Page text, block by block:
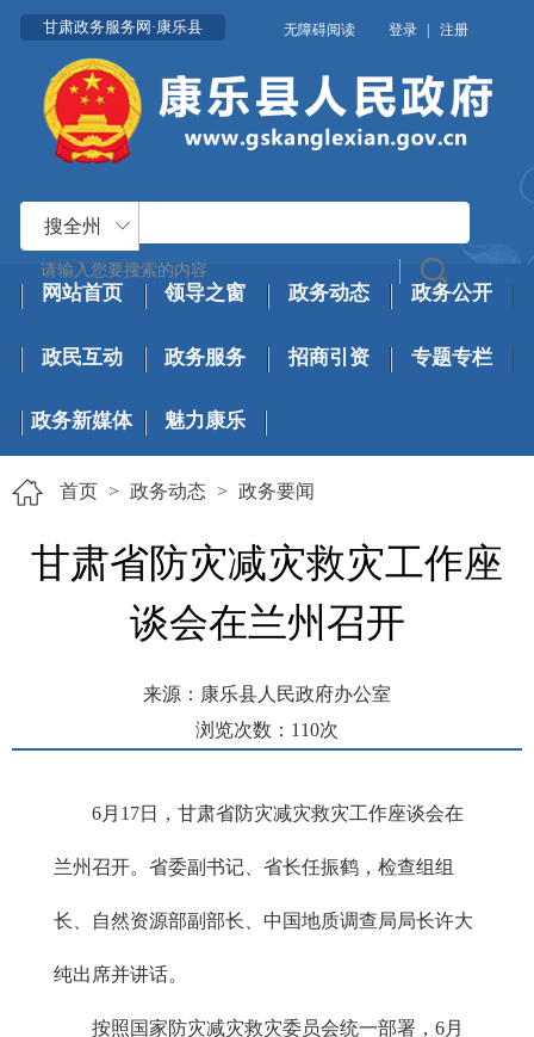
甘肃政务服务网·康乐县 无障碍阅读 登录 | 注册
搜全州
网站首页 领导之窗 政务动态 政务公开
政民互动 政务服务 招商引资 专题专栏
政务新媒体 魅力康乐
首页 > 政务动态 > 政务要闻
甘肃省防灾减灾救灾工作座
谈会在兰州召开
来源：康乐县人民政府办公室
浏览次数： 110次
6月17日，甘肃省防灾减灾救灾工作座谈会在
兰州召开。省委副书记、省长任振鹤，检查组组
长、自然资源部副部长、中国地质调查局局长许大
纯出席并讲话。
按照国家防灾减灾救灾委员会统一部署，6月